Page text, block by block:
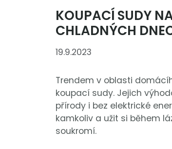
KOUPACÍ SUDY
CHLADNÝCH
19.9.2023
Trendem v oblasti
koupací sudy. Jejich
přírody i bez elektrické
kamkoliv a užit si během
soukromí.